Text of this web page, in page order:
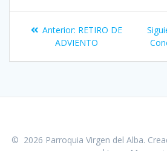
Navegación
Anterior: Entrada
anterior:
RETIRO DE
ADVIENTO
© 2026 Parroquia Virgen del Alba.